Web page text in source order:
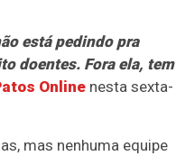
está pedindo pra
doentes. Fora ela, tem
Online nesta sexta-
mas nenhuma equipe